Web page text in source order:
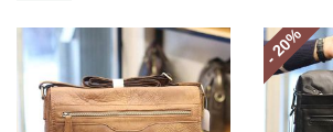
- 20
%